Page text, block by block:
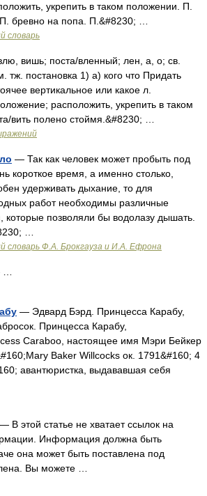
укрепить в таком положении. П.
бревно на попа. П.&#8230; …
словарь
вишь; поста/вленный; лен, а, о; св.
тж. постановка 1) а) кого что Придать
вертикальное или какое л.
расположить, укрепить в таком
вить полено стоймя.&#8230; …
— Так как человек может пробыть под
короткое время, а именно столько,
удерживать дыхание, то для
работ необходимы различные
которые позволяли бы водолазу дышать.
…
словарь Ф.А. Брокгауза и И.А. Ефрона
— Эдвард Бэрд. Принцесса Карабу,
Принцесса Карабу,
Caraboo, настоящее имя Мэри Бейкер
Baker Willcocks ок. 1791&#160; 4
авантюристка, выдававшая себя
— В этой статье не хватает ссылок на
Информация должна быть
она может быть поставлена под
Вы можете …